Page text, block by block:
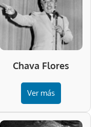
Chava Flores
Ver más